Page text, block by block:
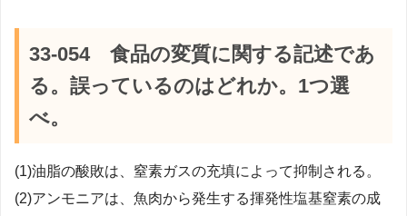
33-054 食品の変質に関する記述であ
る。誤っているのはどれか。1つ選
べ。
(1)油脂の酸敗は、窒素ガスの充填によって抑制される。
(2)アンモニアは、魚肉から発生する揮発性塩基窒素の成